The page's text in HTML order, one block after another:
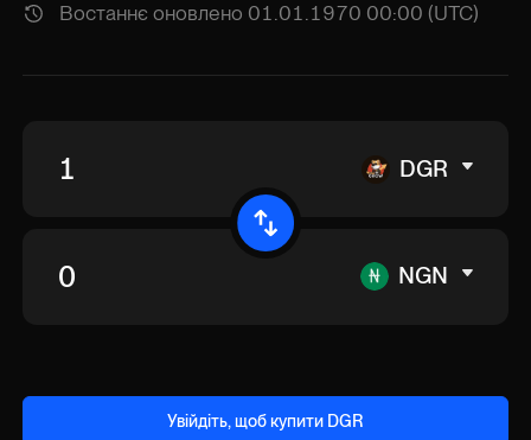
Востаннє оновлено 01.01.1970 00:00 (UTC)
DGR
NGN
Увійдіть, щоб купити DGR